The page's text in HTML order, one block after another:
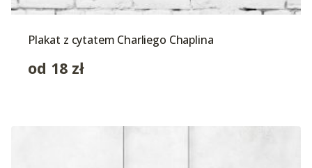
Plakat z cytatem Charliego Chaplina
od 18 zł